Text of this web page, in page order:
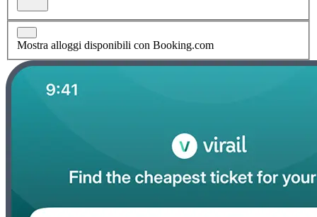
Mostra alloggi disponibili con Booking.com